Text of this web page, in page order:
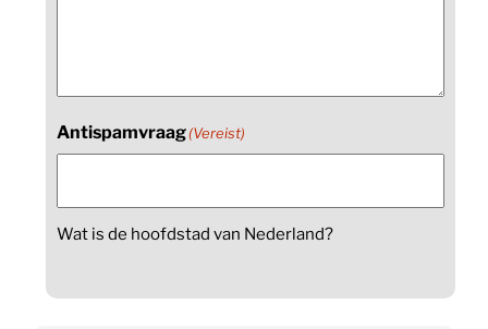
Antispamvraag(Vereist)
Wat is de hoofdstad van Nederland?